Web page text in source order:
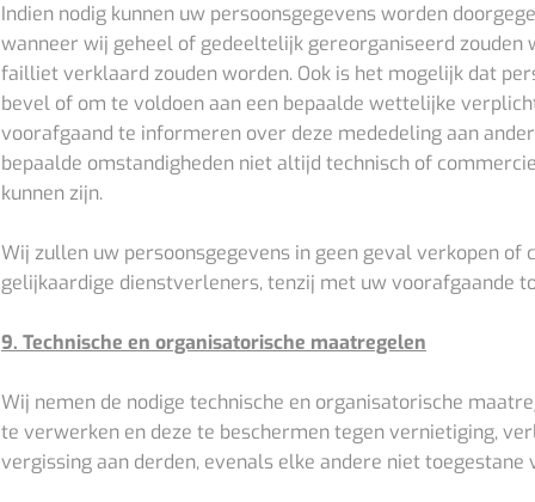
Indien nodig kunnen uw persoonsgegevens worden
wanneer wij geheel of gedeeltelijk gereorganiseerd
failliet verklaard zouden worden. Ook is het mogelijk dat
bevel of om te voldoen aan een bepaalde wettelijke
voorafgaand te informeren over deze mededeling aan
bepaalde omstandigheden niet altijd technisch of
kunnen zijn.
Wij zullen uw persoonsgegevens in geen geval verkopen
gelijkaardige dienstverleners, tenzij met uw voorafgaande
9. Technische en organisatorische maatregelen
Wij nemen de nodige technische en organisatorische
te verwerken en deze te beschermen tegen vernietiging,
vergissing aan derden, evenals elke andere niet toegestane